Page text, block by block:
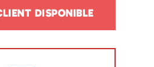
DISPONIBLE